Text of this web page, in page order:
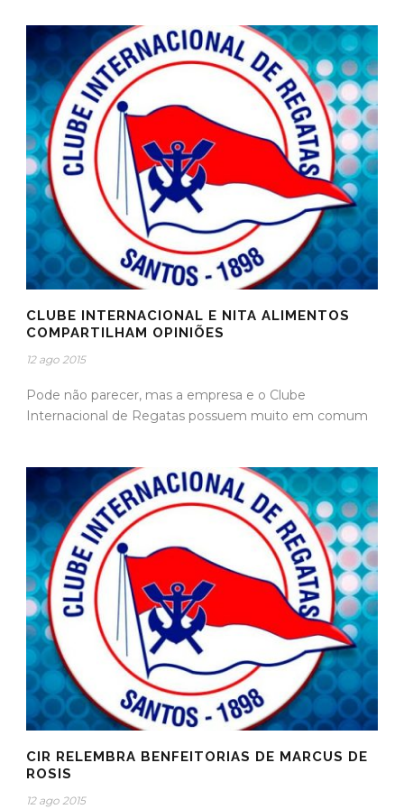
CLUBE INTERNACIONAL E NITA ALIMENTOS
COMPARTILHAM OPINIÕES
12 ago 2015
Pode não parecer, mas a empresa e o Clube
Internacional de Regatas possuem muito em comum
CIR RELEMBRA BENFEITORIAS DE MARCUS DE
ROSIS
12 ago 2015